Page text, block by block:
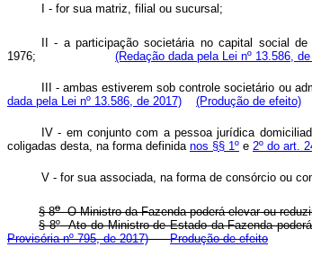
I - for sua matriz, filial ou sucursal;
II - a participação societária no capital social
1976; (Redação dada pela Lei nº 13.586,
III - ambas estiverem sob controle societário
dada pela Lei nº 13.586, de 2017)
(Produção de efeito)
IV - em conjunto com a pessoa jurídica
coligadas desta, na forma definida nos §§ 1º e 2º do art.
V - for sua associada, na forma de consórcio
§ 8oO Ministro da Fazenda poderá elevar ou
§ 8ºAto do Ministro de Estado da Fazenda
Provisória nº 795, de 2017)
Produção de efeito